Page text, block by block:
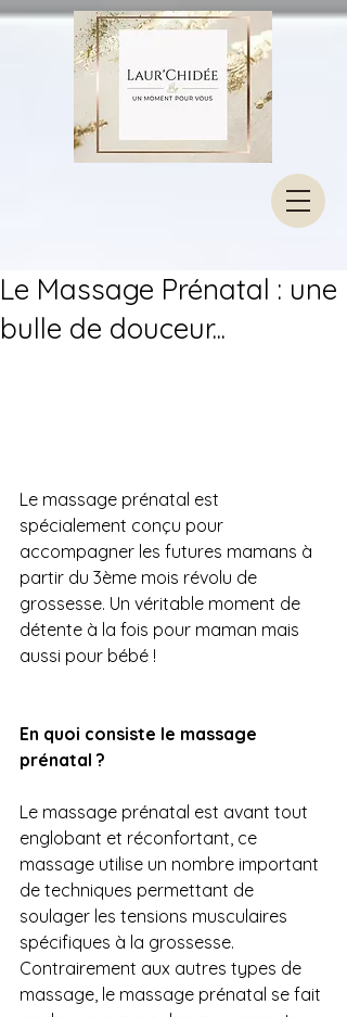
Le Massage Prénatal : une
bulle de douceur...
Le massage prénatal est
spécialement conçu pour
accompagner les futures mamans à
partir du 3ème mois révolu de
grossesse. Un véritable moment de
détente à la fois pour maman mais
aussi pour bébé !
En quoi consiste le massage
prénatal ?
Le massage prénatal est avant tout
englobant et réconfortant, ce
massage utilise un nombre important
de techniques permettant de
soulager les tensions musculaires
spécifiques à la grossesse.
Contrairement aux autres types de
massage, le massage prénatal se fait